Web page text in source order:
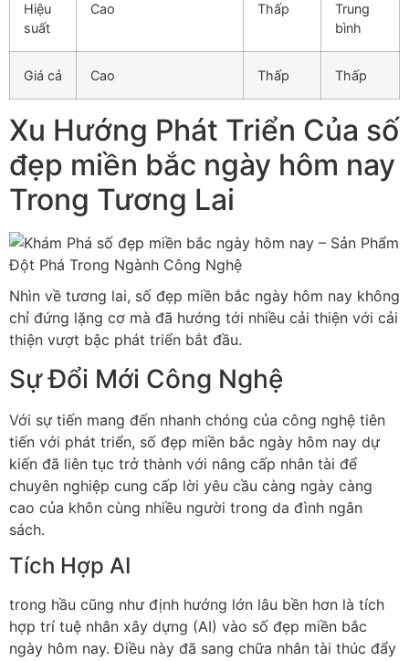
Hiệu
suất
Cao Thấp
Trung
bình
Giá cả Cao Thấp Thấp
Xu Hướng Phát Triển Của số
đẹp miền bắc ngày hôm nay
Trong Tương Lai
Nhìn về tương lai, số đẹp miền bắc ngày hôm nay không
chỉ đứng lặng cơ mà đã hướng tới nhiều cải thiện với cải
thiện vượt bậc phát triển bắt đầu.
Sự Đổi Mới Công Nghệ
Với sự tiến mang đến nhanh chóng của công nghệ tiên
tiến với phát triển, số đẹp miền bắc ngày hôm nay dự
kiến đã liên tục trở thành với nâng cấp nhân tài để
chuyên nghiệp cung cấp lời yêu cầu càng ngày càng
cao của khôn cùng nhiều người trong da đình ngân
sách.
Tích Hợp AI
trong hầu cũng như định hướng lớn lâu bền hơn là tích
hợp trí tuệ nhân xây dựng (AI) vào số đẹp miền bắc
ngày hôm nay. Điều này đã sang chữa nhân tài thúc đẩy